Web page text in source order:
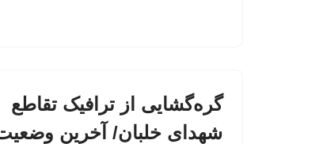
گره‌گشایی از ترافیک تقاطع
شهدای خلبان/ آخرین